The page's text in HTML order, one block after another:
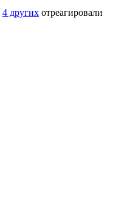
4 других отреагировали